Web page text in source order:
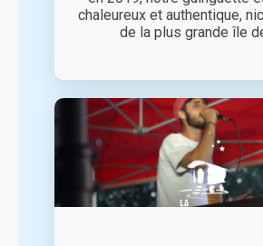
chaleureux et authentique,
de la plus grande île